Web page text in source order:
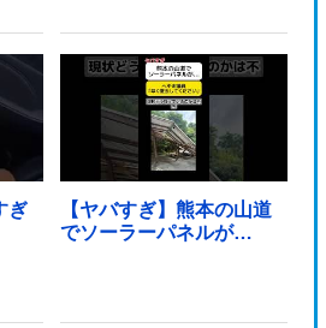
ぎ
【ヤバすぎ】熊本の山道
でソーラーパネルが…